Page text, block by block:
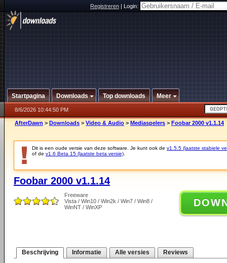
Registreren|Login:
Startpagina Downloads Top downloads Meer
8/6/2026 10:44:50 PM
AfterDawn > Downloads > Video & Audio > Mediaspelers > Foobar 2000 v1.1.14
Dit is een oude versie van deze software. Je kunt ook de v1.5.5 (laatste stabiele
of de v1.6 Beta 15 (laatste beta versie)
Foobar 2000 v1.1.14
Freeware
Vista / Win10 / Win2k / Win7 / Win8 /
WinNT / WinXP
Beschrijving Informatie Alle versies Reviews